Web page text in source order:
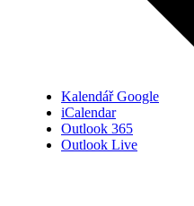
Kalendář Google
iCalendar
Outlook 365
Outlook Live